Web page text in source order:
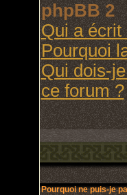
phpBB 2
Qui a écrit
Pourquoi
Qui dois-
ce forum ?
Pourquoi ne puis-je